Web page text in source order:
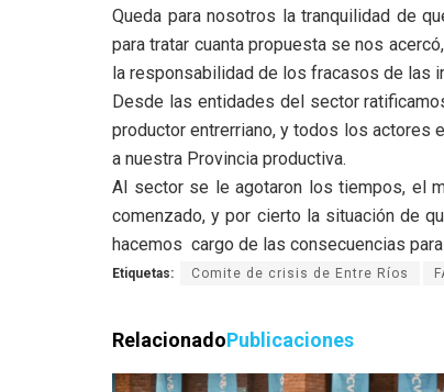
Queda para nosotros la tranquilidad de
para tratar cuanta propuesta se nos
la responsabilidad de los fracasos de las
Desde las entidades del sector
productor entrerriano, y todos los actores
a nuestra Provincia productiva.
Al sector se le agotaron los tiempos, el
comenzado, y por cierto la situación de
hacemos cargo de las consecuencias
Etiquetas: Comite de crisis de Entre Ríos
RelacionadoPublicaciones